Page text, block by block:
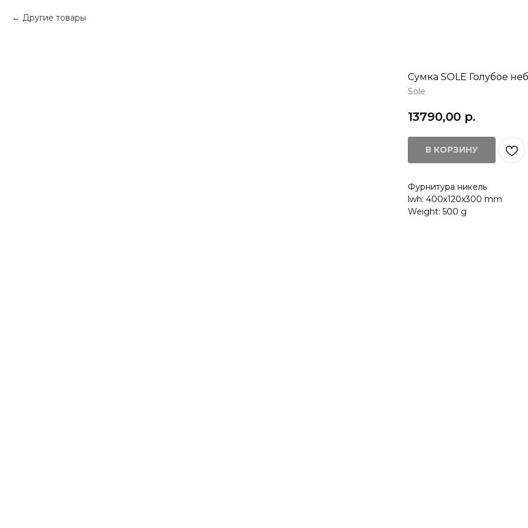
Другие товары
Сумка SOLE Голубое
Sole
13790,00 р.
В КОРЗИНУ
Фурнитура никель
lwh: 400x120x300 mm
Weight: 500 g